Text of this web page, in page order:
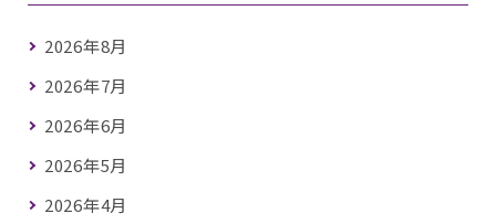
2026年8月
2026年7月
2026年6月
2026年5月
2026年4月